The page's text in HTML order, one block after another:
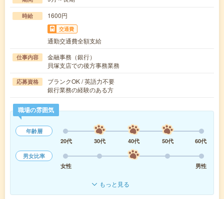
時給 1600円
交通費
通勤交通費全額支給
仕事内容
金融事務（銀行）
貝塚支店での後方事務業務
応募資格
ブランクOK / 英語力不要
銀行業務の経験のある方
職場の雰囲気
年齢層
20代
30代 40代 50代
60代
男女比率
女性
男性
もっと見る